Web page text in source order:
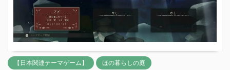
【日本関連テーマゲーム】 ほの暮らしの庭